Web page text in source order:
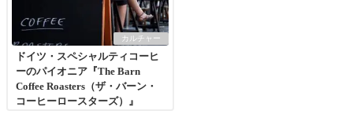
カルチャー
ドイツ・スペシャルティコーヒ
ーのパイオニア『The Barn
Coffee Roasters（ザ・バーン・
コーヒーロースターズ）』